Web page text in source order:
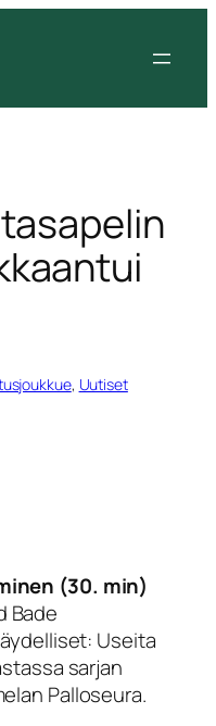
, Uutiset
(30. min)
Bade
Useita
sarjan
Palloseura.